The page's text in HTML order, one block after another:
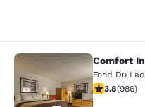
Comfort InnComfort
Fond Du Lac
Calificación
3.8(986)